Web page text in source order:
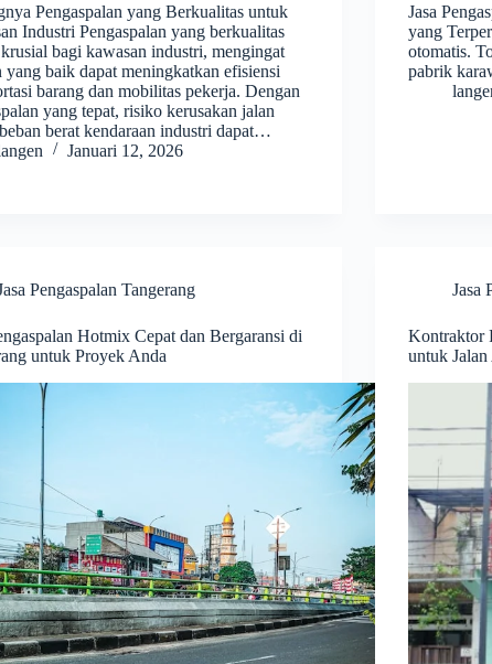
Pengaspalan yang Berkualitas untuk
Industri Pengaspalan yang berkualitas
bagi kawasan industri, mengingat
yang baik dapat meningkatkan efisiensi
barang dan mobilitas pekerja. Dengan
yang tepat, risiko kerusakan jalan
berat kendaraan industri dapat…
Januari 12, 2026
Jasa
yang
otomatis.
pabrik
Pengaspalan Tangerang
Hotmix Cepat dan Bergaransi di
untuk Proyek Anda
Jasa
Kontraktor
untuk Jalan